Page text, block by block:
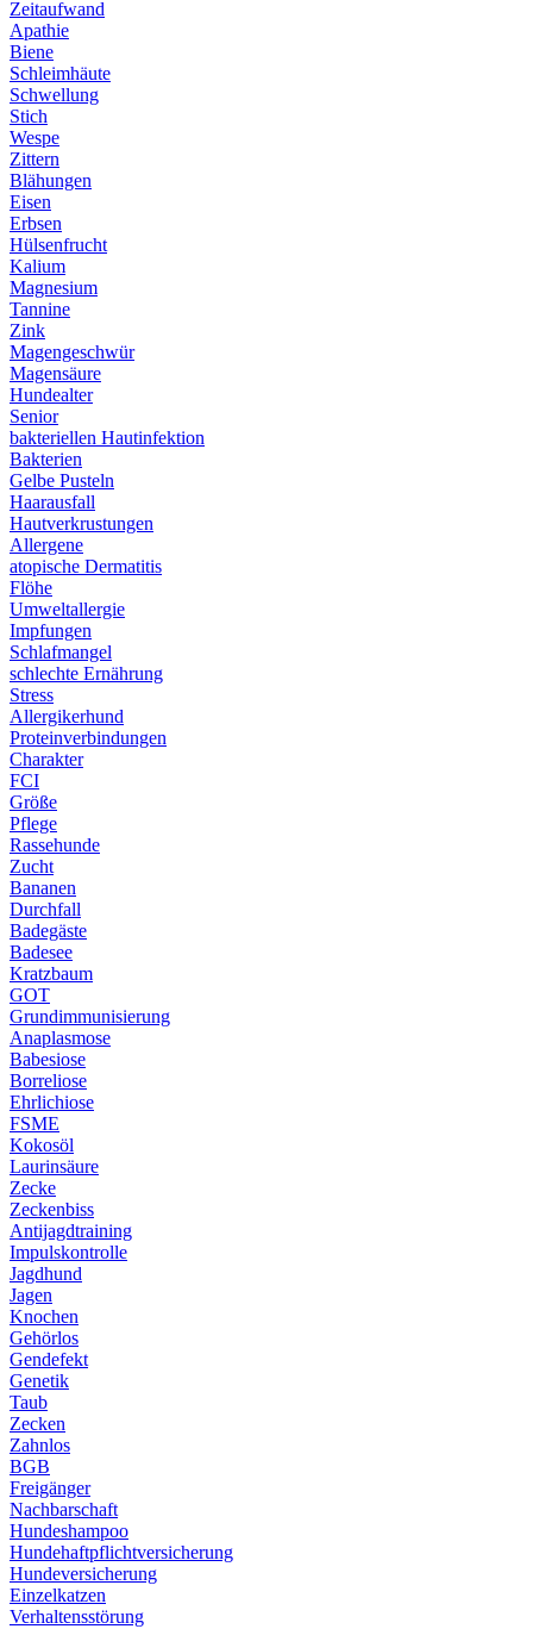
Zeitaufwand
Apathie
Biene
Schleimhäute
Schwellung
Stich
Wespe
Zittern
Blähungen
Eisen
Erbsen
Hülsenfrucht
Kalium
Magnesium
Tannine
Zink
Magengeschwür
Magensäure
Hundealter
Senior
bakteriellen Hautinfektion
Bakterien
Gelbe Pusteln
Haarausfall
Hautverkrustungen
Allergene
atopische Dermatitis
Flöhe
Umweltallergie
Impfungen
Schlafmangel
schlechte Ernährung
Stress
Allergikerhund
Proteinverbindungen
Charakter
FCI
Größe
Pflege
Rassehunde
Zucht
Bananen
Durchfall
Badegäste
Badesee
Kratzbaum
GOT
Grundimmunisierung
Anaplasmose
Babesiose
Borreliose
Ehrlichiose
FSME
Kokosöl
Laurinsäure
Zecke
Zeckenbiss
Antijagdtraining
Impulskontrolle
Jagdhund
Jagen
Knochen
Gehörlos
Gendefekt
Genetik
Taub
Zecken
Zahnlos
BGB
Freigänger
Nachbarschaft
Hundeshampoo
Hundehaftpflichtversicherung
Hundeversicherung
Einzelkatzen
Verhaltensstörung